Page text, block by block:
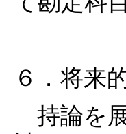
６．将来
持論を